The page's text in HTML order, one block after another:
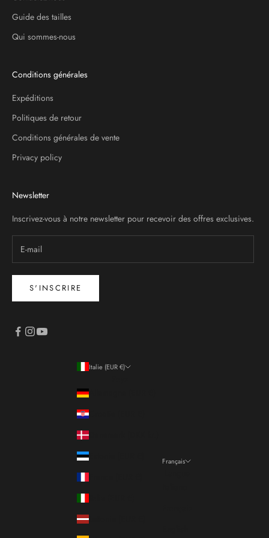
Guide des tailles
Qui sommes-nous
Conditions générales
Expéditions
Politiques de retour
Conditions générales de vente
Privacy policy
Newsletter
Inscrivez-vous à notre newsletter pour recevoir des offres exclusives.
S'INSCRIRE
Italie (EUR €)
Français